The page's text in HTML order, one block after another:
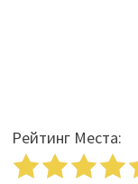
Рейтинг Места: